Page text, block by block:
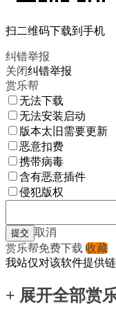
扫二维码下载到手机
纠错举报
关闭纠错举报
赏乐帮
无法下载
无法安装启动
版本太旧需要更新
恶意扣费
携带病毒
含有恶意插件
侵犯版权
取消
赏乐帮免费下载 收藏
我站仅对该软件提供
+ 展开全部赏